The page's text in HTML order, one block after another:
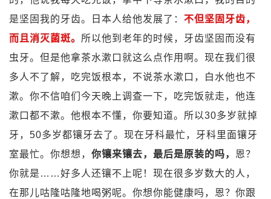
是坚固我的牙齿。日本人给他发展了： 不但坚固牙齿，
而且消灭菌斑。 所以他到老年的时候，牙齿坚固而没有
虫牙。但是他拿茶水漱口就这么点作用啊。现在我们很
多人不了解，吃完饭根本，不说茶水漱口，白水他也不
漱。你不信咱们今天晚上调查一下，吃完饭就走，他连
漱口都不漱。他根本不懂，你要知道。所以30多岁就掉
牙，50多岁都镶牙去了。现在牙科最忙，牙科里面镶牙
室最忙。你想想， 你镶来镶去，最后是原装的吗， 恩？
你就是……好多人还镶不上呢！现在很多岁数大的人，
在那儿咕隆咕隆地喝粥呢。你想你能健康吗，恩？你跟